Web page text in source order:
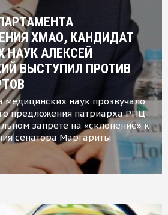
ХМАО, КАНДИДАТ
НАУК АЛЕКСЕЙ
ВЫСТУПИЛ ПРОТИВ
медицинских наук прозвучало
предложения патриарха РПЦ
запрете на «склонение» к
сенатора Маргариты